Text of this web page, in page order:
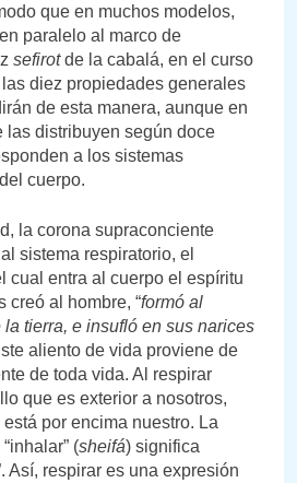
que en muchos modelos,
paralelo al marco de
sefirotde la cabalá, en el curso
diez propiedades generales
de esta manera, aunque en
las distribuyen según doce
a los sistemas
cuerpo.
la corona supraconciente
sistema respiratorio, el
cual entra al cuerpo el espíritu
creó al hombre, “formó al
tierra, e insufló en sus narices
aliento de vida proviene de
de toda vida. Al respirar
que es exterior a nosotros,
por encima nuestro. La
(sheifá) significa
Así, respirar es una expresión